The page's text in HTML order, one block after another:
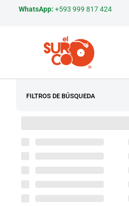
WhatsApp: +593 999 817 424
FILTROS DE BÚSQUEDA